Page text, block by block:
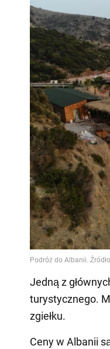
Jedną z
turystycznego.
zgiełku.
Ceny w Albanii